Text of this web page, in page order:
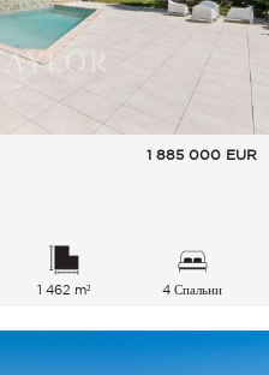
1 885 000 EUR
1 462 m² 4 Спальни